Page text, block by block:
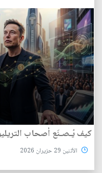
كيف يُـصـنَع أصحاب
الأثنين 29 حزيران 2026